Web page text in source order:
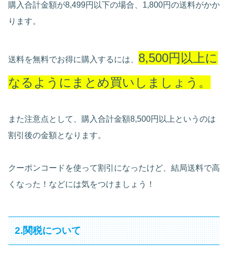
購入合計金額が8,499円以下の場合、1,800円の送料がかか
ります。
送料を無料でお得に購入するには、 8,500円以上に
なるようにまとめ買いしましょう。
また注意点として、購入合計金額8,500円以上というのは
割引後の金額となります。
クーポンコードを使って割引になったけど、結局送料で高
くなった！などには気をつけましょう！
2.関税について